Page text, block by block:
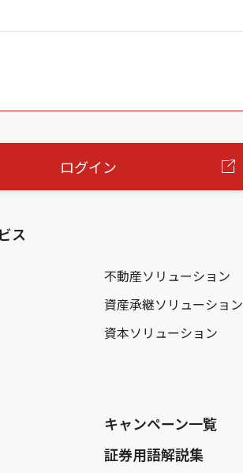
ログイン
ス
不動産ソリューション
資産承継ソリューション
資本ソリューション
キャンペーン一覧
証券用語解説集